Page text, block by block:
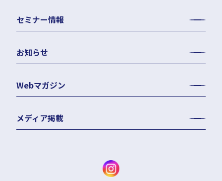
セミナー情報
お知らせ
Webマガジン
メディア掲載